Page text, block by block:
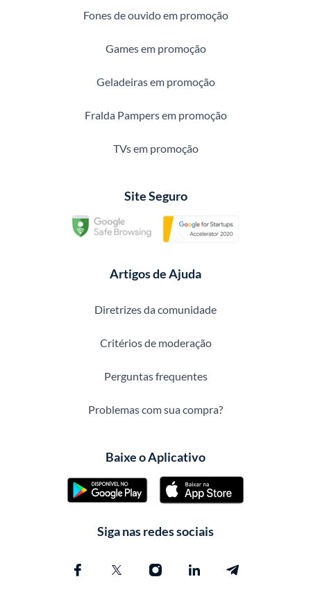
Fones de ouvido em promoção
Games em promoção
Geladeiras em promoção
Fralda Pampers em promoção
TVs em promoção
Site Seguro
Artigos de Ajuda
Diretrizes da comunidade
Critérios de moderação
Perguntas frequentes
Problemas com sua compra?
Baixe o Aplicativo
Siga nas redes sociais